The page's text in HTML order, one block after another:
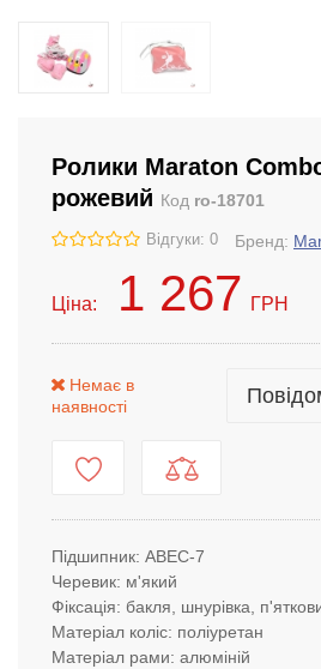
Ролики Maraton
рожевий Код ro-18701
Відгуки: 0 Бренд:
Ціна: 1 267 ГРН
Немає в
наявності
Підшипник: ABEC-7
Черевик: м'який
Фіксація: бакля, шнурівка,
Матеріал коліс: поліуретан
Матеріал рами: алюміній